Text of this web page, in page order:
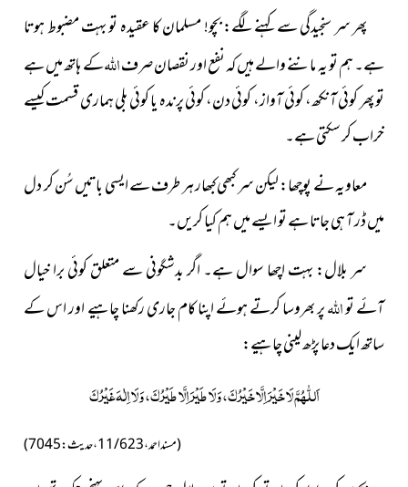
پھر سر سنجیدگی سے کہنے لگے: بچو! مسلمان کا عقیدہ تو بہت مضبوط ہوتا
ہے۔ ہم تو یہ ماننے والے ہیں کہ نفع اور نقصان صرفاللہکے ہاتھ میں ہے
تو پھر کوئی آنکھ، کوئی آواز، کوئی دن، کوئی پرندہ یا کوئی بلی ہماری قسمت کیسے
خراب کر سکتی ہے۔
معاویہ نے پوچھا: لیکن سر کبھی کبھار ہر طرف سے ایسی باتیں سُن کر دل
میں ڈر آ ہی جاتا ہے تو ایسے میں ہم کیا کریں۔
سر بلال: بہت اچھا سوال ہے۔ اگر بدشگونی سے متعلق کوئی برا خیال
آئے تواللہپر بھروسا کرتے ہوئے اپنا کام جاری رکھنا چاہیے اور اس کے
ساتھ ایک دعا پڑھ لینی چاہیے:
اَللّٰهُمَّ لَا خَيْرَ اِلَّا خَيْرُكَ، وَلَا طَيْرَ اِلَّا طَيْرُكَ، وَلَا اِلٰهَ غَيْرُكَ
(مسند احمد،11/623،حدیث:7045)